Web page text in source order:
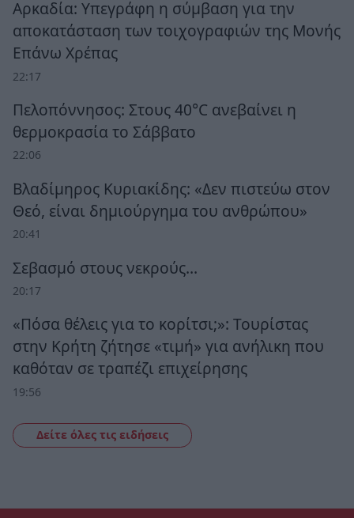
Αρκαδία: Υπεγράφη η σύμβαση για την
αποκατάσταση των τοιχογραφιών της Μονής
Επάνω Χρέπας
22:17
Πελοπόννησος: Στους 40°C ανεβαίνει η
θερμοκρασία το Σάββατο
22:06
Βλαδίμηρος Κυριακίδης: «Δεν πιστεύω στον
Θεό, είναι δημιούργημα του ανθρώπου»
20:41
Σεβασμό στους νεκρούς…
20:17
«Πόσα θέλεις για το κορίτσι;»: Τουρίστας
στην Κρήτη ζήτησε «τιμή» για ανήλικη που
καθόταν σε τραπέζι επιχείρησης
19:56
Δείτε όλες τις ειδήσεις